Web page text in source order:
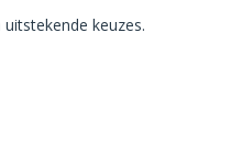
uitstekende keuzes.